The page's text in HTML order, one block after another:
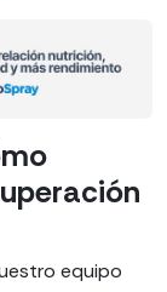
equipo